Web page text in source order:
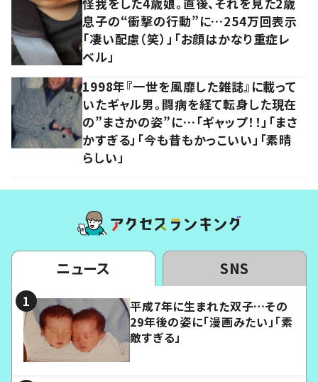
息子の“衝撃の行動”に…254万回表示
「凄い配慮（笑）」「お顔はかなり重症レ
ベル」
1998年『一世を風靡した雑誌』に載って
いたギャル男。闘病を経て転身した現在
の”まさかの姿”に…「ギャップ！！」「まさ
かすぎる」「今も昔もかっこいい」「素晴
らしい」
ニュース SNS
平成7年に生まれた双子…その
29年後の姿に「漫画みたい」「素
敵すぎる」